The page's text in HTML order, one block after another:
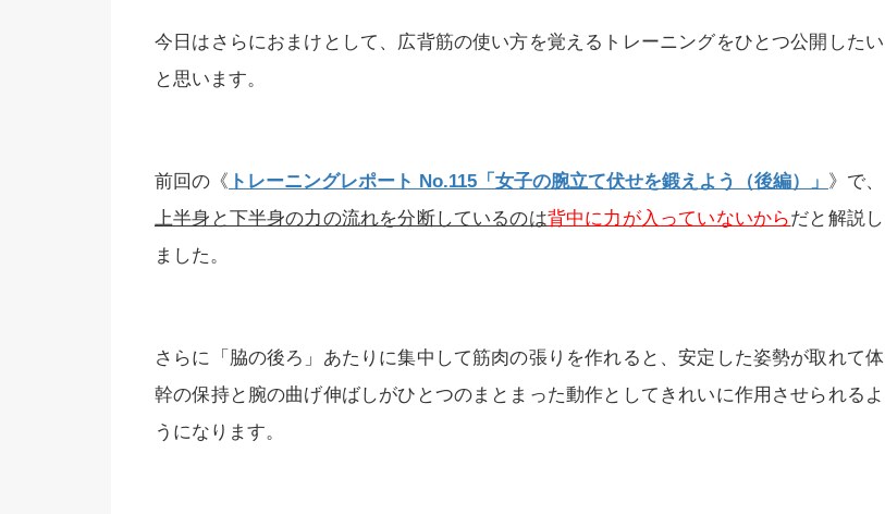
今日はさらにおまけとして、広背筋の使い方を覚えるトレーニングをひとつ公開したい
と思います。
前回の《 トレーニングレポート No.115「女子の腕立て伏せを鍛えよう（後編）」 》で、
上半身と下半身の力の流れを分断しているのは背中に力が入っていないからだと解説し
ました。
さらに「脇の後ろ」あたりに集中して筋肉の張りを作れると、安定した姿勢が取れて体
幹の保持と腕の曲げ伸ばしがひとつのまとまった動作としてきれいに作用させられるよ
うになります。